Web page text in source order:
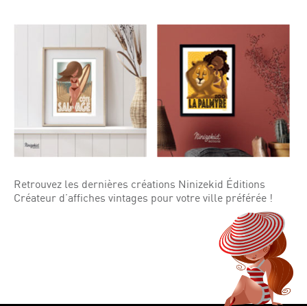
Retrouvez les dernières créations Ninizekid Éditions
Créateur d’affiches vintages pour votre ville préférée !